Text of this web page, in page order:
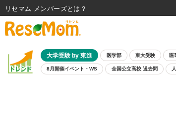
大学受験 by 東進 医学部 東大受験 医
8月開催イベント・WS 全国公立高校 過去問
リセマム メンバーズ